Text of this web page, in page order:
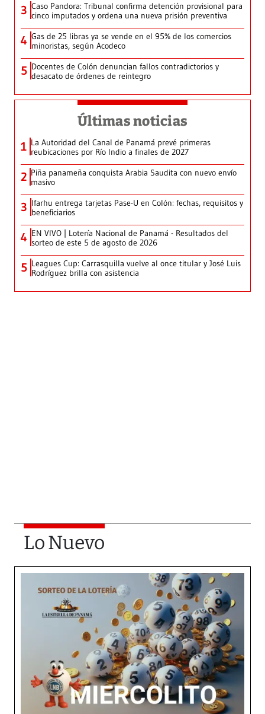
3 Caso Pandora: Tribunal confirma detención provisional para
cinco imputados y ordena una nueva prisión preventiva
4 Gas de 25 libras ya se vende en el 95% de los comercios
minoristas, según Acodeco
5 Docentes de Colón denuncian fallos contradictorios y
desacato de órdenes de reintegro
Últimas noticias
1 La Autoridad del Canal de Panamá prevé primeras
reubicaciones por Río Indio a finales de 2027
2 Piña panameña conquista Arabia Saudita con nuevo envío
masivo
3 Ifarhu entrega tarjetas Pase-U en Colón: fechas, requisitos y
beneficiarios
4 EN VIVO | Lotería Nacional de Panamá - Resultados del
sorteo de este 5 de agosto de 2026
5 Leagues Cup: Carrasquilla vuelve al once titular y José Luis
Rodríguez brilla con asistencia
Lo Nuevo